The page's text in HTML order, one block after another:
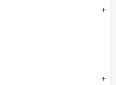
add
add